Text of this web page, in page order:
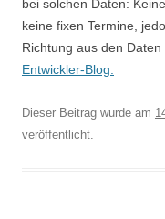
bei solchen Daten:
keine fixen Termine,
Richtung aus den Daten
Entwickler-Blog.
Dieser Beitrag wurde am
veröffentlicht.